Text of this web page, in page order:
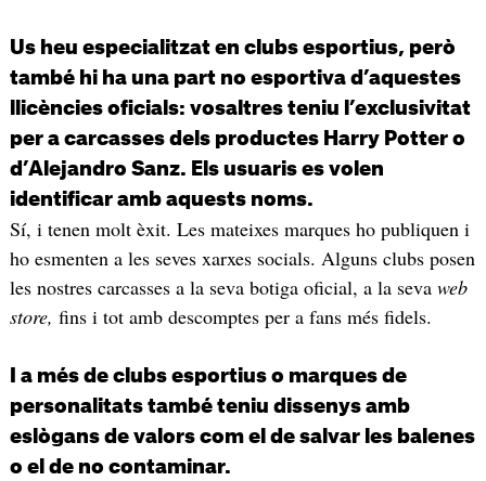
Us heu especialitzat en clubs esportius, però
també hi ha una part no esportiva d’aquestes
llicències oficials: vosaltres teniu l’exclusivitat
per a carcasses dels productes Harry Potter o
d’Alejandro Sanz. Els usuaris es volen
identificar amb aquests noms.
Sí, i tenen molt èxit. Les mateixes marques ho publiquen i
ho esmenten a les seves xarxes socials. Alguns clubs posen
les nostres carcasses a la seva botiga oficial, a la seva web
store, fins i tot amb descomptes per a fans més fidels.
I a més de clubs esportius o marques de
personalitats també teniu dissenys amb
eslògans de valors com el de salvar les balenes
o el de no contaminar.